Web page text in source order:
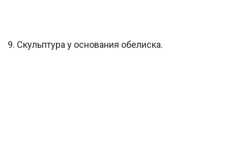
9. Скульптура у основания обелиска.